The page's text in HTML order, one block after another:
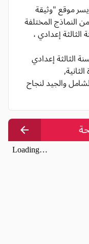
موقع "وثيقة
النماذج المختلفة
إعدادي ،
الثالثة إعدادي
والجيد لنجاح